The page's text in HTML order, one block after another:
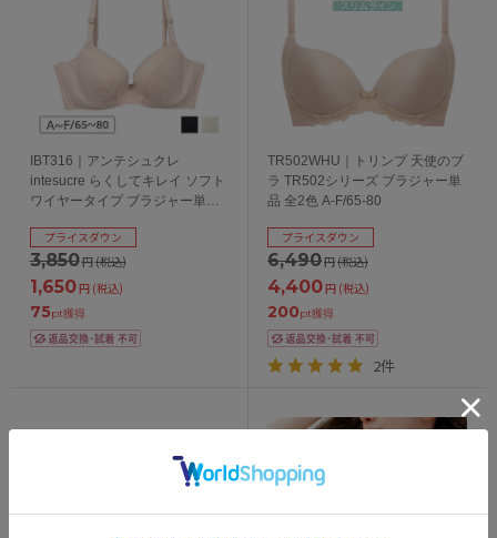
IBT316｜アンテシュクレ
intesucre らくしてキレイ ソフト
ワイヤータイプ ブラジャー単品
65/70/75/80cm
3,850円(税込)
プライスダウン
1,650円 (税込)
75pt獲得
TR502WHU｜トリンプ 天使のブ
ラ TR502シリーズ ブラジャー単
品 全2色 A-F/65-80
6,490円(税込)
プライスダウン
4,400円 (税込)
200pt獲得
2件